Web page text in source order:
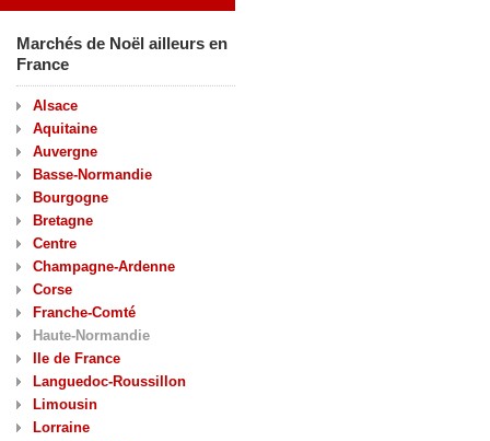
Marchés de Noël ailleurs en
France
Alsace
Aquitaine
Auvergne
Basse-Normandie
Bourgogne
Bretagne
Centre
Champagne-Ardenne
Corse
Franche-Comté
Haute-Normandie
Ile de France
Languedoc-Roussillon
Limousin
Lorraine